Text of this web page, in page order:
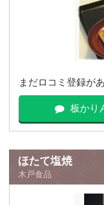
まだロコミ登録が
板かり
ほたて塩焼
木戸食品